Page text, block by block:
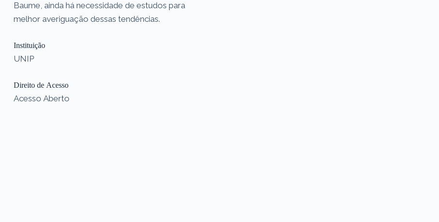
Baume, ainda há necessidade de estudos para
melhor averiguação dessas tendências.
Instituição
UNIP
Direito de Acesso
Acesso Aberto